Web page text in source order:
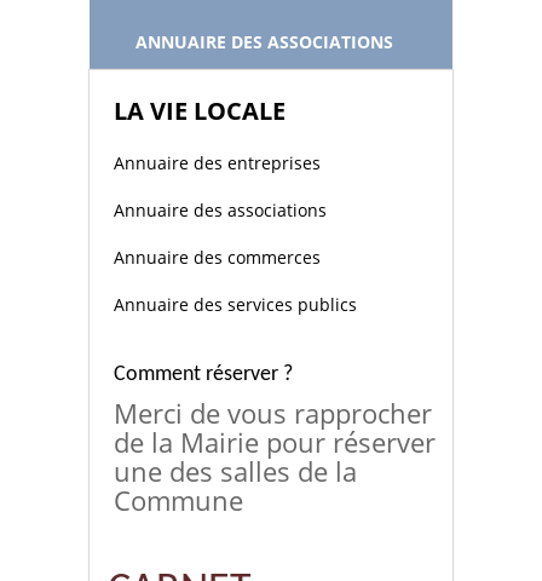
ANNUAIRE DES ASSOCIATIONS
LA VIE LOCALE
Annuaire des entreprises
Annuaire des associations
Annuaire des commerces
Annuaire des services publics
Comment réserver ?
Merci de vous rapprocher
de la Mairie pour réserver
une des salles de la
Commune